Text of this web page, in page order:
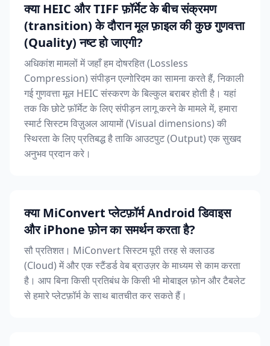
क्या HEIC और TIFF फ़ॉर्मेट के बीच संक्रमण
(transition) के दौरान मूल फ़ाइल की कुछ गुणवत्ता
(Quality) नष्ट हो जाएगी?
अधिकांश मामलों में जहाँ हम दोषरहित (Lossless
Compression) संपीड़न एल्गोरिदम का सामना करते हैं, निकाली
गई गुणवत्ता मूल HEIC संस्करण के बिल्कुल बराबर होती है। यहां
तक ​​कि छोटे फ़ॉर्मेट के लिए संपीड़न लागू करने के मामले में, हमारा
स्मार्ट सिस्टम विज़ुअल आयामों (Visual dimensions) की
स्थिरता के लिए प्रतिबद्ध है ताकि आउटपुट (Output) एक सुखद
अनुभव प्रदान करे।
क्या MiConvert प्लेटफ़ॉर्म Android डिवाइस
और iPhone फ़ोन का समर्थन करता है?
सौ प्रतिशत। MiConvert सिस्टम पूरी तरह से क्लाउड
(Cloud) में और एक स्टैंडर्ड वेब ब्राउज़र के माध्यम से काम करता
है। आप बिना किसी प्रतिबंध के किसी भी मोबाइल फ़ोन और टैबलेट
से हमारे प्लेटफ़ॉर्म के साथ बातचीत कर सकते हैं।